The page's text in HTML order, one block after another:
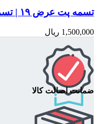
تسمه پت عرض ۱۹ | تسمه بسته بندی pet شماره 19
1,500,000 ریال
ضمانت اصالت کالا